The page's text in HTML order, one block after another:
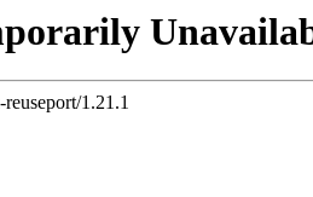
1.21.1